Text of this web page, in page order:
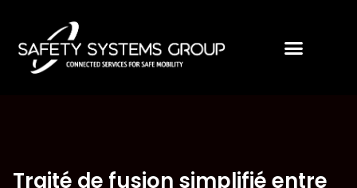
Traité de fusion simplifié entre